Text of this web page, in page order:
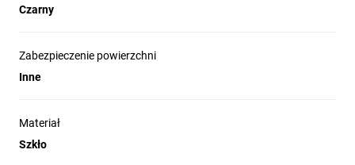
Czarny
Zabezpieczenie powierzchni
Inne
Materiał
Szkło